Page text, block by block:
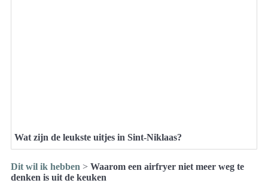
Wat zijn de leukste uitjes in Sint-Niklaas?
Dit wil ik hebben > Waarom een airfryer niet meer weg te
denken is uit de keuken